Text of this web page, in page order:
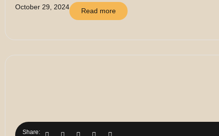
October 29, 2024 Read more
Share: